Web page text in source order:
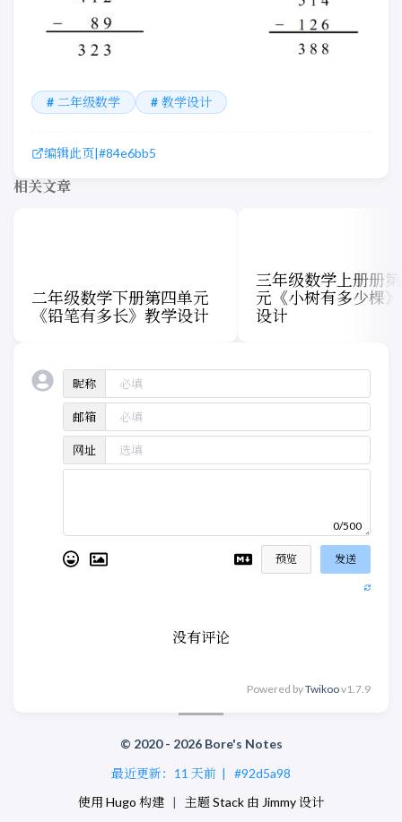
二年级数学 教学设计
编辑此页|#84e6bb5
相关文章
二年级数学下册第四单元
《铅笔有多长》教学设计
三年级数学上册册
元《小树有多少棵
设计
昵称
邮箱
网址
0/500
预览 发送
没有评论
Powered byTwikoov1.7.9
© 2020 - 2026 Bore's Notes
最近更新： 11 天前 |
#92d5a98
使用 Hugo 构建 | 主题Stack 由 Jimmy设计